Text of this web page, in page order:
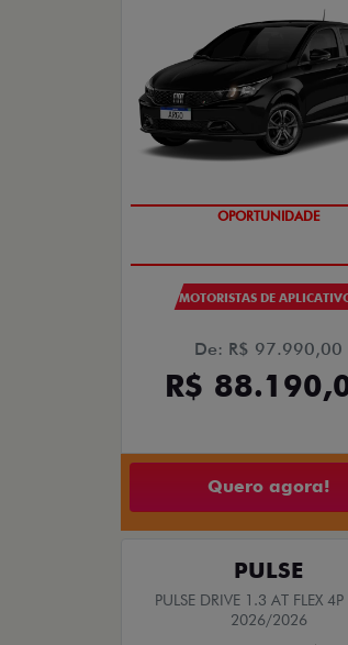
OPORTUNIDADE
MOTORISTAS DE
De: R$ 97.990,00
R$
Quero agora!
PULSE
PULSE DRIVE 1.3 AT FLEX
2026/2026